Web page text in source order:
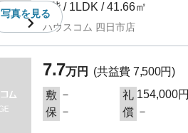
写真を見る
1階 / 1LDK / 41.66㎡
ハウスコム 四日市店
7.7万円
(共益費 7,500円)
敷 － 礼 154,000円
保 － 償 －